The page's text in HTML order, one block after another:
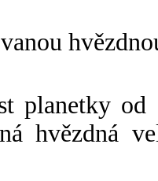
planetky od
hvězdná